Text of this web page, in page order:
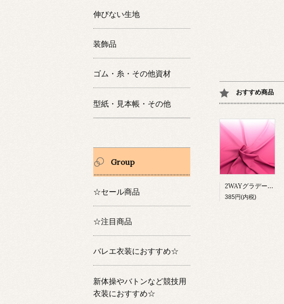
おすすめ商品
2WAYグラデーションプリント
385円(内税)
伸びない生地
装飾品
ゴム・糸・その他資材
型紙・見本帳・その他
Group
☆セール商品
☆注目商品
バレエ衣装におすすめ☆
新体操やバトンなど競技用
衣装におすすめ☆